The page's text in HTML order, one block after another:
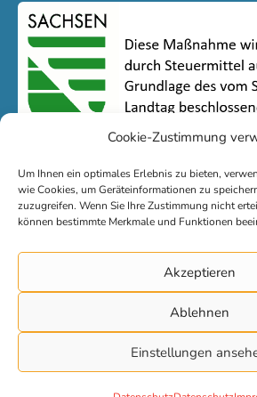
Cookie-Zustimmung
Um Ihnen ein optimales Erlebnis zu bieten,
wie Cookies, um Geräteinformationen zu
zuzugreifen. Wenn Sie Ihre Zustimmung nicht
können bestimmte Merkmale und Funktionen
Akzeptieren
Ablehnen
Einstellungen
© 2026 LSJ Sachsen
Kontakt
Impressum
Datenschutz